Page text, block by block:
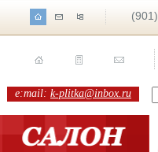
(901)
e:mail: k-plitka@inbox.ru